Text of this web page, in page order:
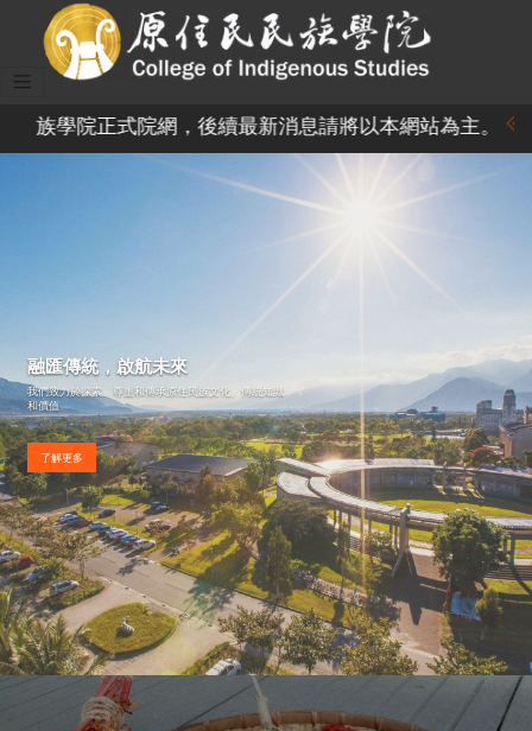
院正式院網，後續最新消息請將以本網站為主。
融匯傳統，啟航未來
我們致力於探索、尊重和傳承原住民族文化、傳統知識
和價值
了解更多